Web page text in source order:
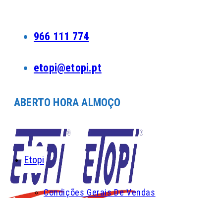
966 111 774
etopi@etopi.pt
ABERTO HORA ALMOÇO
Etopi
Condições Gerais De Vendas